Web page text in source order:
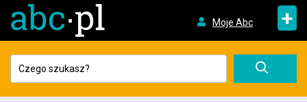
Moje Abc +